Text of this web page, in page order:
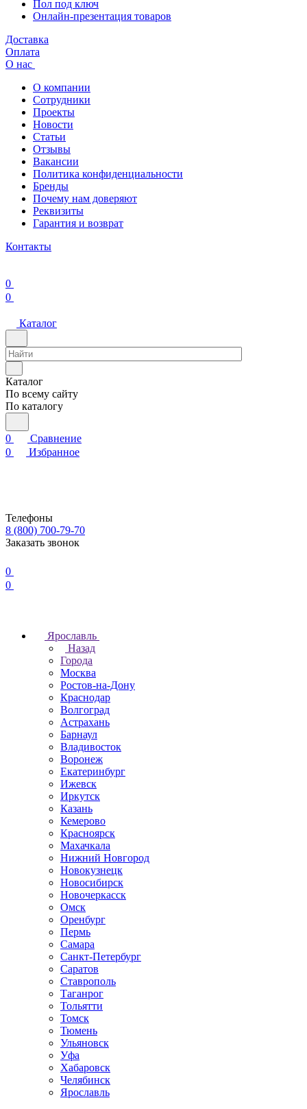
Пол под ключ
Онлайн-презентация товаров
Доставка
Оплата
О нас
О компании
Сотрудники
Проекты
Новости
Статьи
Отзывы
Вакансии
Политика конфиденциальности
Бренды
Почему нам доверяют
Реквизиты
Гарантия и возврат
Контакты
0
0
Каталог
Каталог
По всему сайту
По каталогу
0
Сравнение
0
Избранное
Телефоны
8 (800) 700-79-70
Заказать звонок
0
0
Ярославль
Назад
Города
Москва
Ростов-на-Дону
Краснодар
Волгоград
Астрахань
Барнаул
Владивосток
Воронеж
Екатеринбург
Ижевск
Иркутск
Казань
Кемерово
Красноярск
Махачкала
Нижний Новгород
Новокузнецк
Новосибирск
Новочеркаcск
Омск
Оренбург
Пермь
Самара
Санкт-Петербург
Саратов
Ставрополь
Таганрог
Тольятти
Томск
Тюмень
Ульяновск
Уфа
Хабаровск
Челябинск
Ярославль